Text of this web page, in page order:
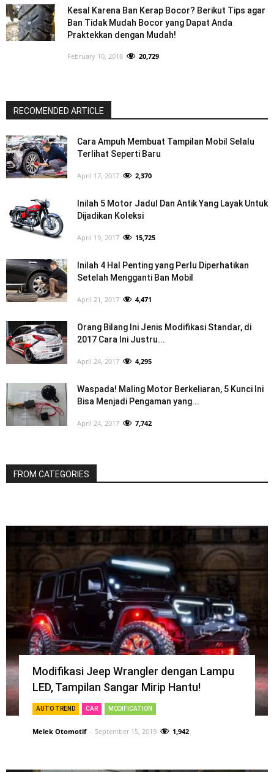
Kesal Karena Ban Kerap Bocor? Berikut Tips agar
Ban Tidak Mudah Bocor yang Dapat Anda
Praktekkan dengan Mudah!
February 10, 2018 20,729
RECOMENDED ARTICLE
Cara Ampuh Membuat Tampilan Mobil Selalu
Terlihat Seperti Baru
April 17, 2017 2,370
Inilah 5 Motor Jadul Dan Antik Yang Layak Untuk
Dijadikan Koleksi
April 19, 2017 15,725
Inilah 4 Hal Penting yang Perlu Diperhatikan
Setelah Mengganti Ban Mobil
April 21, 2017 4,471
Orang Bilang Ini Jenis Modifikasi Standar, di
2017 Cara Ini Justru...
April 24, 2017 4,295
Waspada! Maling Motor Berkeliaran, 5 Kunci Ini
Bisa Menjadi Pengaman yang...
April 24, 2017 7,742
FROM CATEGORIES
Modifikasi Jeep Wrangler dengan Lampu
LED, Tampilan Sangar Mirip Hantu!
AUTO TREND CAR MODIFICATION
Melek Otomotif - September 15, 2019 1,942